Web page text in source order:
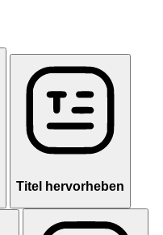
Titel hervorheben